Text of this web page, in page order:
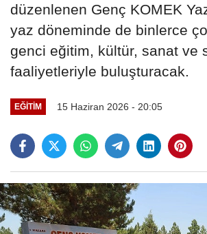
düzenlenen Genç KOMEK
yaz döneminde de binlerce
genci eğitim, kültür, sanat ve
faaliyetleriyle buluşturacak.
EĞİTİM 15 Haziran 2026 - 20:05